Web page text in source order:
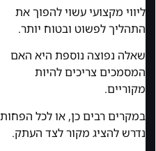
ליווי מקצועי עשוי להפוך את
התהליך לפשוט ובטוח יותר.
שאלה נפוצה נוספת היא האם
המסמכים צריכים להיות
מקוריים.
במקרים רבים כן, או לכל הפחות
נדרש להציג מקור לצד העתק.